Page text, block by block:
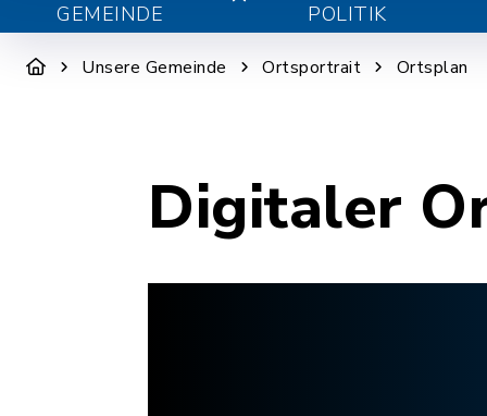
GEMEINDE
POLITIK
Unsere Gemeinde Ortsportrait Ortsplan
Digitaler